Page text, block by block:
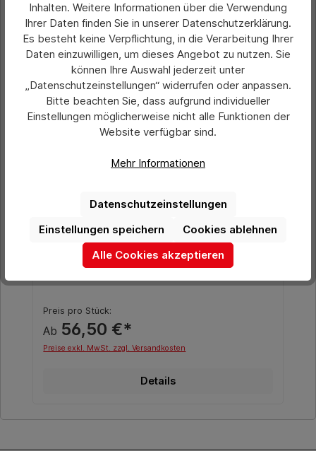
Produktgalerie überspringen
Ähnliche Artikel
Durchschnittliche Bewertung von 0 von 5 Sternen
Spannband 200 x 30 cm, rot
Preis pro Stück:
Ab 56,50 €*
Preise exkl. MwSt. zzgl. Versandkosten
Details
Inhalten. Weitere Informationen über die Verwendung
Ihrer Daten finden Sie in unserer Datenschutzerklärung.
Es besteht keine Verpflichtung, in die Verarbeitung Ihrer
Daten einzuwilligen, um dieses Angebot zu nutzen. Sie
können Ihre Auswahl jederzeit unter
„Datenschutzeinstellungen“ widerrufen oder anpassen.
Bitte beachten Sie, dass aufgrund individueller
Einstellungen möglicherweise nicht alle Funktionen der
Website verfügbar sind.
Mehr Informationen
Datenschutzeinstellungen
Cookies ablehnen
Einstellungen speichern
Alle Cookies akzeptieren